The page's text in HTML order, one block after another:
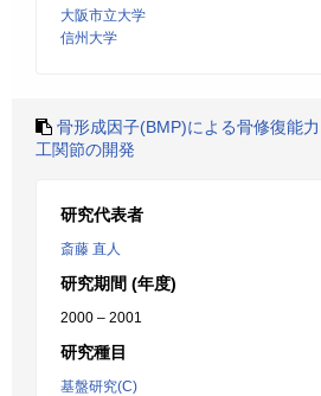
大阪市立大学
信州大学
骨形成因子(BMP)による骨修復能
工関節の開発
研究代表者
斎藤 直人
研究期間 (年度)
2000 – 2001
研究種目
基盤研究(C)